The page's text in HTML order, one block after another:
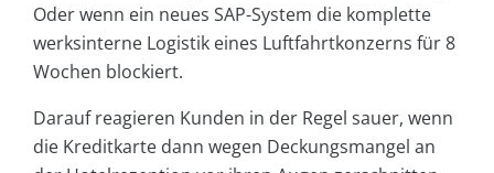
Oder wenn ein neues SAP-System die komplette
werksinterne Logistik eines Luftfahrtkonzerns für 8
Wochen blockiert.
Darauf reagieren Kunden in der Regel sauer, wenn
die Kreditkarte dann wegen Deckungsmangel an